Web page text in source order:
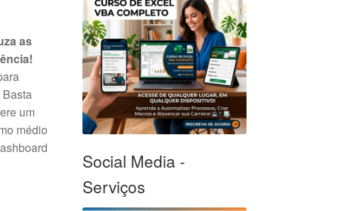
as
um
médio
Social Media -
Serviços